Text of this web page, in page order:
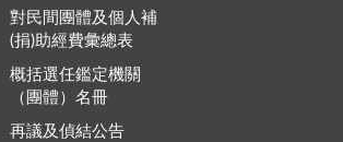
對民間團體及個人補
(捐)助經費彙總表
概括選任鑑定機關
（團體）名冊
再議及偵結公告